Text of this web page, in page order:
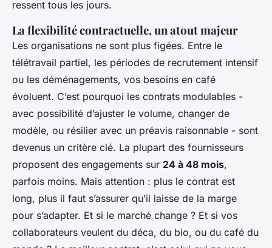
ressent tous les jours.
La flexibilité contractuelle, un atout majeur
Les organisations ne sont plus figées. Entre le
télétravail partiel, les périodes de recrutement intensif
ou les déménagements, vos besoins en café
évoluent. C’est pourquoi les contrats modulables -
avec possibilité d’ajuster le volume, changer de
modèle, ou résilier avec un préavis raisonnable - sont
devenus un critère clé. La plupart des fournisseurs
proposent des engagements sur 24 à 48 mois,
parfois moins. Mais attention : plus le contrat est
long, plus il faut s’assurer qu’il laisse de la marge
pour s’adapter. Et si le marché change ? Et si vos
collaborateurs veulent du déca, du bio, ou du café du